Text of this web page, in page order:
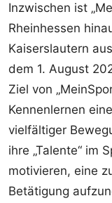
Inzwischen ist
Rheinhessen
Kaiserslautern
dem 1. August
Ziel von
Kennenlernen
vielfältiger
ihre „Talente“ im
motivieren, eine
Betätigung